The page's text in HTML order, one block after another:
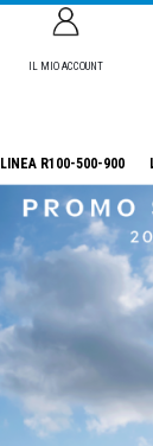
IL MIO ACCOUNT
LINEA R100-500-900